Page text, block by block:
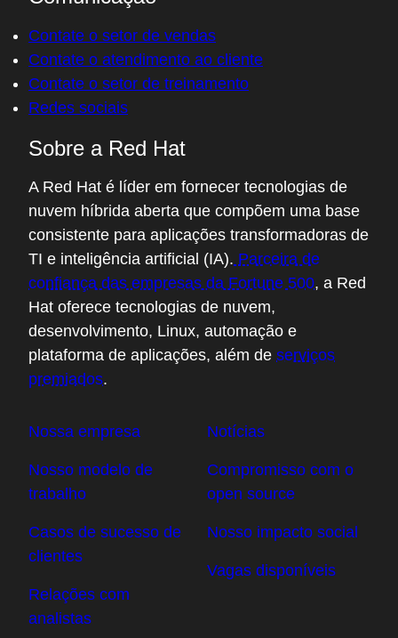
Contate o setor de vendas
Contate o atendimento ao cliente
Contate o setor de treinamento
Redes sociais
Sobre a Red Hat
A Red Hat é líder em fornecer tecnologias de
nuvem híbrida aberta que compõem uma base
consistente para aplicações transformadoras de
TI e inteligência artificial (IA). Parceira de
confiança das empresas da Fortune 500, a Red
Hat oferece tecnologias de nuvem,
desenvolvimento, Linux, automação e
plataforma de aplicações, além de serviços
premiados.
Nossa empresa
Nosso modelo de
trabalho
Casos de sucesso de
clientes
Relações com
analistas
Notícias
Compromisso com o
open source
Nosso impacto social
Vagas disponíveis